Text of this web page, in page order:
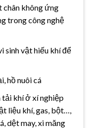
chân không ứng
trong công nghệ
sinh vật hiếu khí để
hồ nuôi cá
tải khí ở xí nghiệp
liệu khí, gas, bột…,
dệt may, xi măng